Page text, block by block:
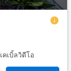
เคเบิ้ลวิดีโอ